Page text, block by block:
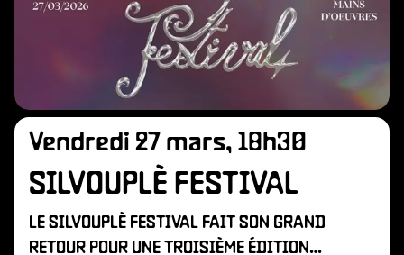
Vendredi 27 mars, 18h30
SILVOUPLÈ FESTIVAL
LE SILVOUPLÈ FESTIVAL FAIT SON GRAND
RETOUR POUR UNE TROISIÈME ÉDITION